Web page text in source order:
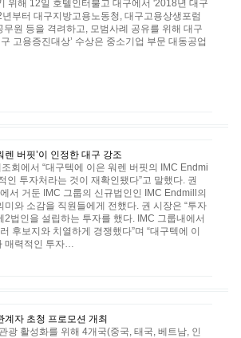
위해 12일 호텔인터불고 대구에서 '2018년 대구
부터 대구지방고용노동청, 대구고용상생포럼
원 등을 격려하고, 모범사례 공유를 위해 대구
고용증진대상’ 수상은 중소기업 부문 대동공업
렌 버핏’이 인정한 대구 강조
회에서 “대구텍에 이은 워렌 버핏의 IMC Endmi
인 투자처라는 것이 재확인됐다”고 말했다. 권
서 거둔 IMC 그룹의 신규법인인 IMC Endmill의
와 소감을 직원들에게 전했다. 권 시장은 “투자
2법인을 설립하는 투자를 했다. IMC 그룹내에서
후보지와 치열하게 경쟁했다”며 “대구텍에 이
매력적인 투자…
자 초청 프로모션 개최
광 활성화를 위해 4개국(중국, 태국, 베트남, 인